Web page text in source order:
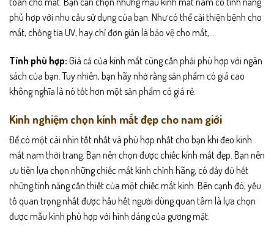
phù hợp với nhu cầu sử dụng của bạn. Như có thể cải thiện bệnh cho
mắt, chống tia UV, hay chỉ đơn giản là bảo vệ cho mắt,…
Tính phù hợp: Giá cả của kính mắt cũng cần phải phù hợp với ngân
sách của bạn. Tuy nhiên, bạn hãy nhớ rằng sản phẩm có giá cao
không nghĩa là nó tốt hơn một sản phẩm có giá rẻ.
Kinh nghiệm chọn kính mắt đẹp cho nam giới
Để có một cái nhìn tốt nhất và phù hợp nhất cho bạn khi đeo kính
mắt nam thời trang. Bạn nên chọn được chiếc kính mắt đẹp. Bạn nên
ưu tiên lựa chọn những chiếc mắt kính chính hãng, có đầy đủ hết
những tính năng cần thiết của một chiếc mắt kính. Bên cạnh đó, yếu
tố quan trọng nhất được hầu hết người dùng quan tâm là lựa chọn
được mẫu kính phù hợp với hình dáng của gương mặt.